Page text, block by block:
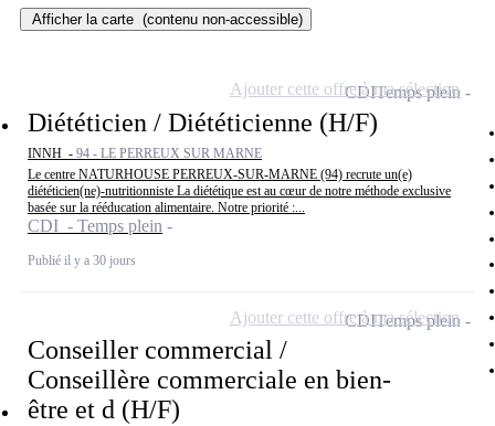
Afficher la carte (contenu non-accessible)
Diététicien / Diététicienne (H/F)
INNH - 94 - LE PERREUX SUR MARNE
Le centre NATURHOUSE PERREUX-SUR-MARNE (94) recrute un(e)
diététicien(ne)-nutritionniste La diététique est au cœur de notre méthode exclusive
basée sur la rééducation alimentaire. Notre priorité :...
CDI - Temps plein
Publié il y a 30 jours
CDITemps plein
Ajouter cette offre à ma sélection
Conseiller commercial /
Conseillère commerciale en bien-
être et d (H/F)
CDITemps plein
Ajouter cette offre à ma sélection